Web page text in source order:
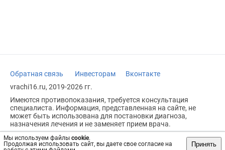
Мы используем файлы cookie.
Продолжая использовать сайт, вы даете свое согласие на
Принять
Обратная связь Инвесторам
Вконтакте
vrachi16.ru, 2019-2026 гг.
Имеются противопоказания, требуется консультация
специалиста. Информация, представленная на сайте, не
может быть использована для постановки диагноза,
назначения лечения и не заменяет прием врача.
Возрастное ограничение: 18+